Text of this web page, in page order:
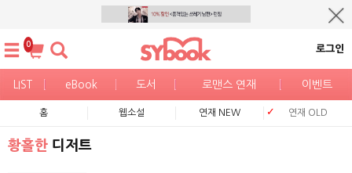
0 로그인
LIST eBook 도서 로맨스 연재 이벤트
홈 웹소설 연재 NEW 연재 OLD
황홀한 디저트